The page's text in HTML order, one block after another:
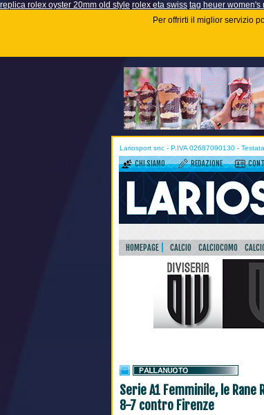
replica rolex oyster 20mm old style rolex eta swiss tag heuer women's
Per offrirti il miglior servizio
Lariosport snc - P.IVA 02687090130 -
CHI SIAMO REDAZIONE
HOMEPAGE
CALCIO CALCIOCOMO
Serie A1 Femminile, le
8-7 contro Firenze